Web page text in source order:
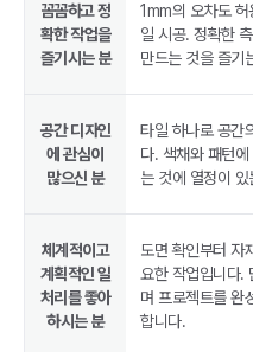
꼼꼼하고 정
확한 작업을
즐기시는 분
1mm의 오차도 허
일 시공. 정확한
만드는 것을 즐기
공간 디자인
에 관심이
많으신 분
타일 하나로 공간
다. 색채와 패턴
는 것에 열정이
체계적이고
계획적인 일
처리를 좋아
하시는 분
도면 확인부터 자
요한 작업입니다.
며 프로젝트를 완
합니다.